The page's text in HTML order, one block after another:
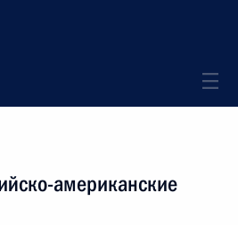
американские